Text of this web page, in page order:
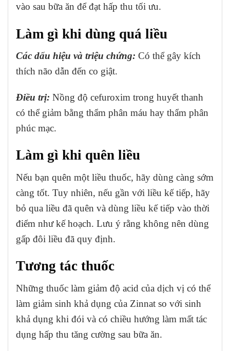
vào sau bữa ăn để đạt hấp thu tối ưu.
Làm gì khi dùng quá liều
Các dấu hiệu và triệu chứng: Có thể gây kích
thích não dẫn đến co giật.
Điều trị: Nồng độ cefuroxim trong huyết thanh
có thể giảm bằng thẩm phân máu hay thẩm phân
phúc mạc.
Làm gì khi quên liều
Nếu bạn quên một liều thuốc, hãy dùng càng sớm
càng tốt. Tuy nhiên, nếu gần với liều kế tiếp, hãy
bỏ qua liều đã quên và dùng liều kế tiếp vào thời
điểm như kế hoạch. Lưu ý rằng không nên dùng
gấp đôi liều đã quy định.
Tương tác thuốc
Những thuốc làm giảm độ acid của dịch vị có thể
làm giảm sinh khả dụng của Zinnat so với sinh
khả dụng khi đói và có chiều hướng làm mất tác
dụng hấp thu tăng cường sau bữa ăn.